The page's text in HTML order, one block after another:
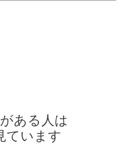
ある人は
ています